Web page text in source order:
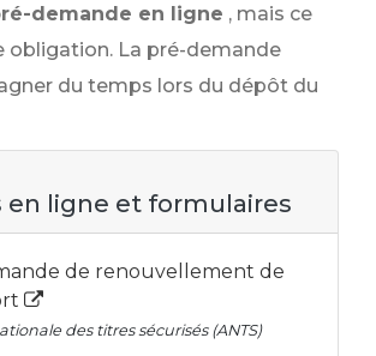
demande en ligne , mais ce
obligation. La pré-demande
du temps lors du dépôt du
en ligne et formulaires
de renouvellement de
des titres sécurisés (ANTS)